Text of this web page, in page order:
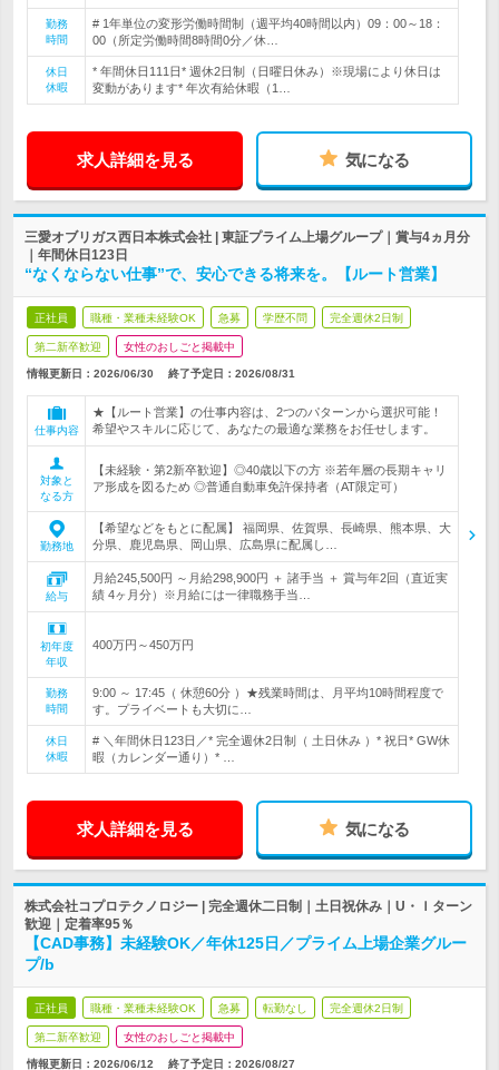
勤務
時間
# 1年単位の変形労働時間制（週平均40時間以内）09：00～18：
00（所定労働時間8時間0分／休…
休日
休暇
* 年間休日111日* 週休2日制（日曜日休み）※現場により休日は
変動があります* 年次有給休暇（1…
求人詳細を見る 気になる
三愛オブリガス西日本株式会社 | 東証プライム上場グループ｜賞与4ヵ月分
｜年間休日123日
“なくならない仕事”で、安心できる将来を。【ルート営業】
正社員 職種・業種未経験OK 急募 学歴不問 完全週休2日制
第二新卒歓迎 女性のおしごと掲載中
情報更新日：2026/06/30 終了予定日： 2026/08/31
仕事内容
★【ルート営業】の仕事内容は、2つのパターンから選択可能！
希望やスキルに応じて、あなたの最適な業務をお任せします。
対象と
なる方
【未経験・第2新卒歓迎】◎40歳以下の方 ※若年層の長期キャリ
ア形成を図るため ◎普通自動車免許保持者（AT限定可）
勤務地
【希望などをもとに配属】 福岡県、佐賀県、長崎県、熊本県、大
分県、鹿児島県、岡山県、広島県に配属し…
給与
月給245,500円 ～月給298,900円 ＋ 諸手当 ＋ 賞与年2回（直近実
績 4ヶ月分）※月給には一律職務手当…
初年度
年収
400万円～450万円
勤務
時間
9:00 ～ 17:45（ 休憩60分 ）★残業時間は、月平均10時間程度で
す。プライベートも大切に…
休日
休暇
# ＼年間休日123日／* 完全週休2日制（ 土日休み ）* 祝日* GW休
暇（カレンダー通り）* …
求人詳細を見る 気になる
株式会社コプロテクノロジー | 完全週休二日制｜土日祝休み｜U・Ｉターン
歓迎｜定着率95％
【CAD事務】未経験OK／年休125日／プライム上場企業グルー
プ/b
正社員 職種・業種未経験OK 急募 転勤なし 完全週休2日制
第二新卒歓迎 女性のおしごと掲載中
情報更新日：2026/06/12 終了予定日： 2026/08/27